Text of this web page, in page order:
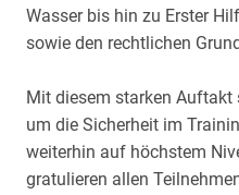
Wasser bis hin zu Erster
sowie den rechtlichen
Mit diesem starken
um die Sicherheit im
weiterhin auf höchstem
gratulieren allen